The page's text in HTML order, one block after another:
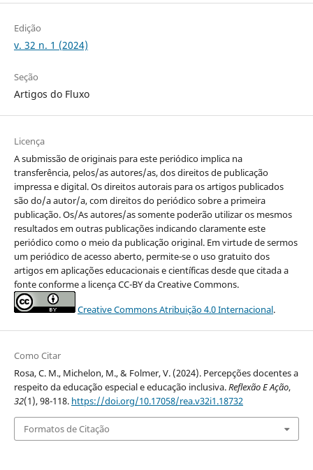
Edição
v. 32 n. 1 (2024)
Seção
Artigos do Fluxo
Licença
A submissão de originais para este periódico implica na
transferência, pelos/as autores/as, dos direitos de publicação
impressa e digital. Os direitos autorais para os artigos publicados
são do/a autor/a, com direitos do periódico sobre a primeira
publicação. Os/As autores/as somente poderão utilizar os mesmos
resultados em outras publicações indicando claramente este
periódico como o meio da publicação original. Em virtude de sermos
um periódico de acesso aberto, permite-se o uso gratuito dos
artigos em aplicações educacionais e científicas desde que citada a
fonte conforme a licença CC-BY da Creative Commons.
Creative Commons Atribuição 4.0 Internacional.
Como Citar
Rosa, C. M., Michelon, M., & Folmer, V. (2024). Percepções docentes a
respeito da educação especial e educação inclusiva.Reflexão E Ação,
32(1), 98-118. https://doi.org/10.17058/rea.v32i1.18732
Formatos de Citação